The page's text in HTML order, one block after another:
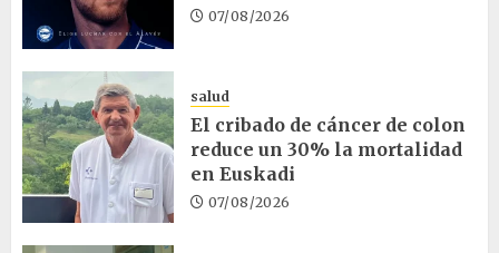
07/08/2026
salud
El cribado de cáncer de colon
reduce un 30% la mortalidad
en Euskadi
07/08/2026